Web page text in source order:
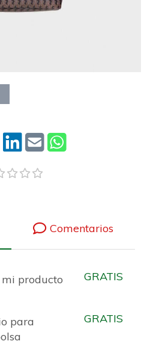
Comentarios
producto
GRATIS
para
GRATIS